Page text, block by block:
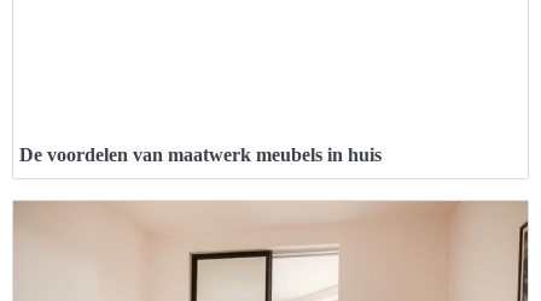
De voordelen van maatwerk meubels in huis